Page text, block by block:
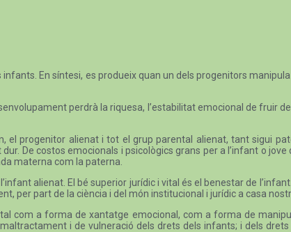
En síntesi, es produeix quan un dels progenitors
perdrà la riquesa, l’estabilitat emocional de fruir
el progenitor alienat i tot el grup parental alienat, tant sigui
De costos emocionals i psicològics grans per a l’infant o
materna com la paterna.
alienat. El bé superior jurídic i vital és el benestar de
per part de la ciència i del món institucional i jurídic a casa
com a forma de xantatge emocional, com a forma de
i de vulneració dels drets dels infants; i dels